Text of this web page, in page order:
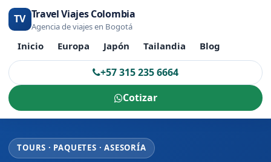
TV Travel Viajes Colombia
Agencia de viajes en Bogotá
Inicio Europa Japón Tailandia Blog
+57 315 235 6664
Cotizar
TOURS · PAQUETES · ASESORÍA